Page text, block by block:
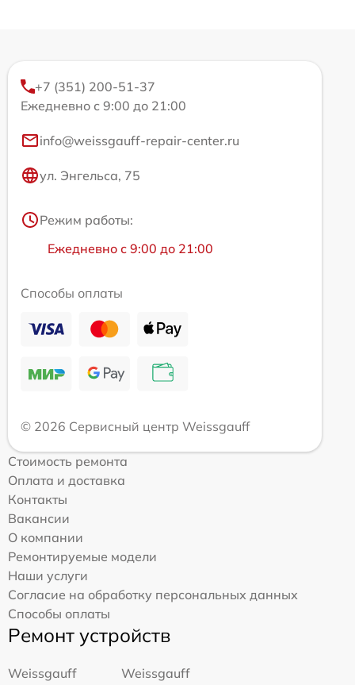
+7 (351) 200-51-37
Ежедневно с 9:00 до 21:00
info@weissgauff-repair-center.ru
ул. Энгельса, 75
Режим работы:
Ежедневно с 9:00 до 21:00
Способы оплаты
© 2026 Сервисный центр Weissgauff
Стоимость ремонта
Оплата и доставка
Контакты
Вакансии
О компании
Ремонтируемые модели
Наши услуги
Согласие на обработку персональных данных
Способы оплаты
Ремонт устройств
Weissgauff
Weissgauff